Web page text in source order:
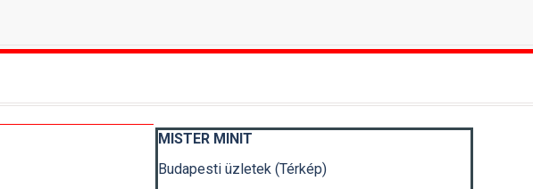
Kihagy blokk MISTER MINIT
MISTER MINIT
Budapesti üzletek (Térkép)